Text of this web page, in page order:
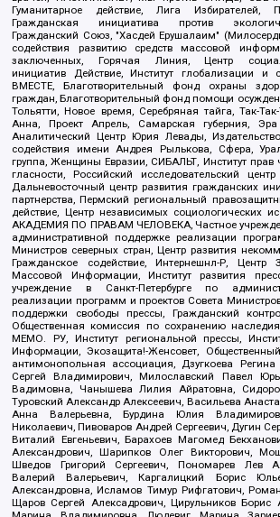
Гуманитарное действие, Лига Избирателей,
Гражданская инициатива против
Гражданский Союз, "Хасдей Ерушалаим"
содействия развитию средств массовой
заключенных, Горячая Линия, Центр
инициатив Действие, Институт глобализации и
ВМЕСТЕ, Благотворительный фонд охраны
граждан, Благотворительный фонд помощи
Тольятти, Новое время, Серебряная тайга, Так-
Анна, Проект Апрель, Самарская губерния,
Аналитический Центр Юрия Левады,
содействия имени Андрея Рылькова, Сфера,
группа, Женщины Евразии, СИБАЛЬТ, Институт прав
гласности, Российский исследовательский
Дальневосточный центр развития гражданских
партнерства, Пермский региональный
действие, Центр независимых социологических
АКАДЕМИЯ ПО ПРАВАМ ЧЕЛОВЕКА, Частное
административной поддержке реализации
Министров северных стран, Центр развития
Гражданское содействие, Интернешнл-Р,
Массовой Информации, Институт развития
учреждение в Санкт-Петербурге по
реализации программ и проектов Совета
поддержки свободы прессы, Гражданский
Общественная комиссия по сохранению
МЕМО. РУ, Институт региональной прессы,
Информации, Экозащита!-Женсовет,
антимонопольная ассоциация, Дзугкоева
Сергей Владимирович, Милославский Павел
Вадимовна, Чанышева Лилия Айратовна,
Туровский Александр Алексеевич, Васильева
Анна Валерьевна, Бурдина Юлия
Николаевич, Пивоваров Андрей Сергеевич, Дугин
Виталий Евгеньевич, Барахоев Магомед
Александрович, Шарипков Олег Викторович,
Шведов Григорий Сергеевич, Пономарев Лев
Валерий Валерьевич, Каргалицкий Борис
Александровна, Исламов Тимур Рифгатович,
Щаров Сергей Алексадрович, Цирульников Борис